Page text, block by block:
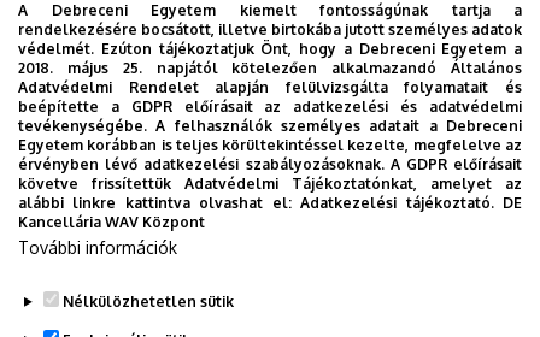
amelyeket egy 12 standból álló interaktív kiállítótér
egészít ki az egyetem főépületének díszudvarában.
Időpont: május 21.,csütörtök 10 óra
Helyszín: Főépület, Aula (Debrecen, Egyetem tér 1.)
Részletek:https://giskonferencia.unideb.hu/
A Debreceni Egyetem kiemelt fontosságúnak tartja a
rendelkezésére bocsátott, illetve birtokába jutott személyes adatok
védelmét. Ezúton tájékoztatjuk Önt, hogy a Debreceni Egyetem a
2018. május 25. napjától kötelezően alkalmazandó Általános
Adatvédelmi Rendelet alapján felülvizsgálta folyamatait és
beépítette a GDPR előírásait az adatkezelési és adatvédelmi
tevékenységébe. A felhasználók személyes adatait a Debreceni
Egyetem korábban is teljes körültekintéssel kezelte, megfelelve az
érvényben lévő adatkezelési szabályozásoknak. A GDPR előírásait
követve frissítettük Adatvédelmi Tájékoztatónkat, amelyet az
alábbi linkre kattintva olvashat el:Adatkezelési tájékoztató. DE
Kancellária WAV Központ
További információk
Nélkülözhetetlen sütik